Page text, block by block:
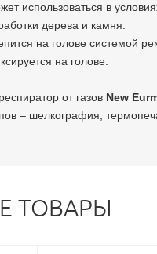
использоваться в
дерева и камня.
на голове системой
на голове.
от газов New
– шелкография,
ТОВАРЫ